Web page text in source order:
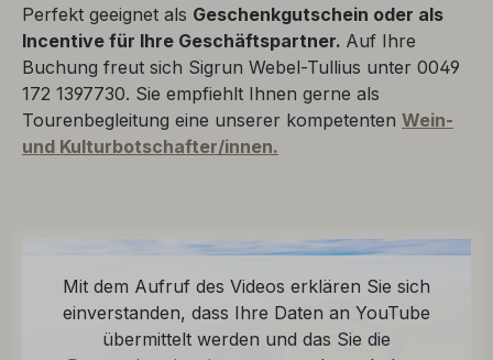
Perfekt geeignet als Geschenkgutschein oder als
Incentive für Ihre Geschäftspartner. Auf Ihre
Buchung freut sich Sigrun Webel-Tullius unter 0049
172 1397730. Sie empfiehlt Ihnen gerne als
Tourenbegleitung eine unserer kompetenten Wein-
und Kulturbotschafter/innen.
Mit dem Aufruf des Videos erklären Sie sich
einverstanden, dass Ihre Daten an YouTube
übermittelt werden und das Sie die